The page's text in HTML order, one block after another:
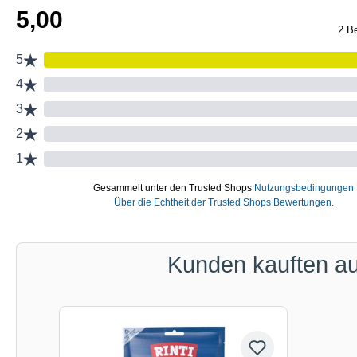
Kunden kauften
Produktgalerie überspringen